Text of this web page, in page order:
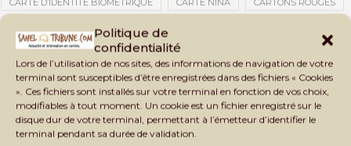
Politique de
confidentialité
Lors de l’utilisation de nos sites, des informations de navigation de votre
terminal sont susceptibles d’être enregistrées dans des fichiers « Cookies
». Ces fichiers sont installés sur votre terminal en fonction de vos choix,
modifiables à tout moment. Un cookie est un fichier enregistré sur le
disque dur de votre terminal, permettant à l’émetteur d’identifier le
terminal pendant sa durée de validation.
CARTE D’IDENTITÉ BIOMÉTRIQUE CARTE NINA CARTONS ROUGES
CATASTROPHES CLIMATIQUES
CAUTION 10 000 DOLLARS CAUTION DE VISA CDAT CECOGEC
CÉDÉAO CEDEAO CEI CÉLÉBRATION NATIONALE CEMAC
CEMAPI CEN-SNESUP CENOU CENSURE
CENTRAFRIQUE CENTRALE SOLAIRE